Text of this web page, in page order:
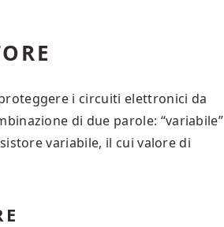
i circuiti elettronici da
di due parole: “variabile”
variabile, il cui valore di